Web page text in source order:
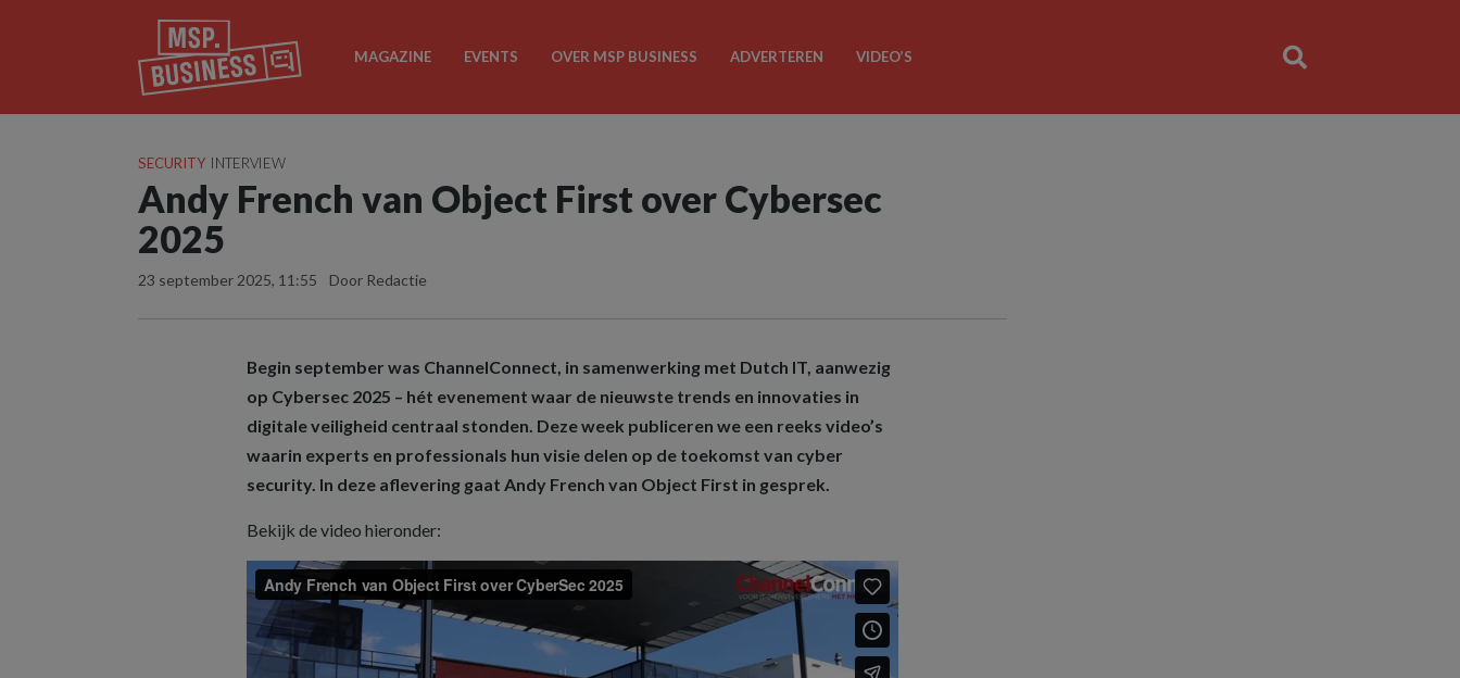
MAGAZINE EVENTS OVER MSP BUSINESS ADVERTEREN VIDEO’S
SECURITY INTERVIEW
Andy French van Object First over Cybersec
2025
23 september 2025, 11:55 Door Redactie
Begin september was ChannelConnect, in samenwerking met Dutch IT, aanwezig
op Cybersec 2025 – hét evenement waar de nieuwste trends en innovaties in
digitale veiligheid centraal stonden. Deze week publiceren we een reeks video’s
waarin experts en professionals hun visie delen op de toekomst van cyber
security. In deze aflevering gaat Andy French van Object First in gesprek.
Bekijk de video hieronder: